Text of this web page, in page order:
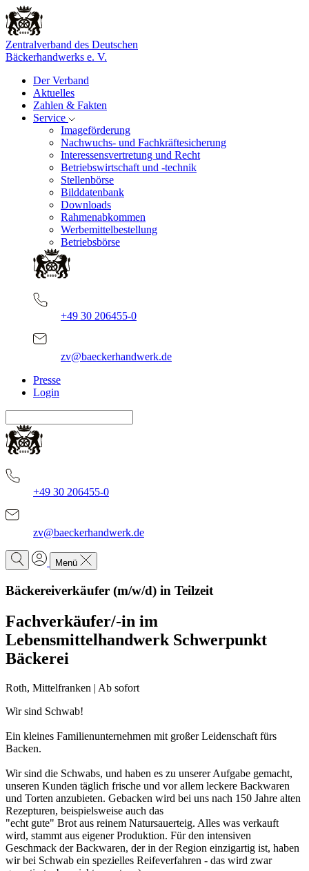
Zentralverband des Deutschen
Bäckerhandwerks e. V.
Der Verband
Aktuelles
Zahlen & Fakten
Service
Imageförderung
Nachwuchs- und Fachkräftesicherung
Interessensvertretung und Recht
Betriebswirtschaft und -technik
Stellenbörse
Bilddatenbank
Downloads
Rahmenabkommen
Werbemittelbestellung
Betriebsbörse
+49 30 206455-0
zv@baeckerhandwerk.de
Presse
Login
+49 30 206455-0
zv@baeckerhandwerk.de
Menü
Bäckereiverkäufer (m/w/d) in Teilzeit
Fachverkäufer/-in im
Lebensmittelhandwerk Schwerpunkt
Bäckerei
Roth, Mittelfranken | Ab sofort
Wir sind Schwab!
Ein kleines Familienunternehmen mit großer Leidenschaft fürs
Backen.
Wir sind die Schwabs, und haben es zu unserer Aufgabe gemacht,
unseren Kunden täglich frische und vor allem leckere Backwaren
und Torten anzubieten. Gebacken wird bei uns nach 150 Jahre alten
Rezepturen, beispielsweise auch das
"echt gute" Brot aus reinem Natursauerteig. Alles was verkauft
wird, stammt aus eigener Produktion. Für den intensiven
Geschmack der Backwaren, der in der Region einzigartig ist, haben
wir bei Schwab ein spezielles Reifeverfahren - das wird zwar